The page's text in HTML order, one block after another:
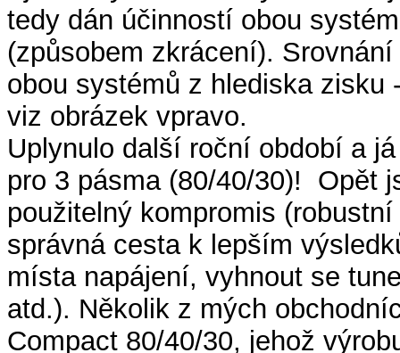
tedy dán účinností obou
(způsobem zkrácení). Srovnání
obou systémů z hlediska zisku
viz obrázek vpravo.
Uplynulo další roční období a
pro 3 pásma (80/40/30)! Opět
použitelný kompromis
správná cesta k lepším
místa napájení, vyhnout se
atd.). Několik z mých
Compact 80/40/30, jehož